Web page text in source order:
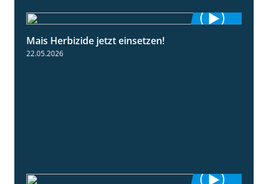
Mais Herbizide jetzt einsetzen!
22.05.2026